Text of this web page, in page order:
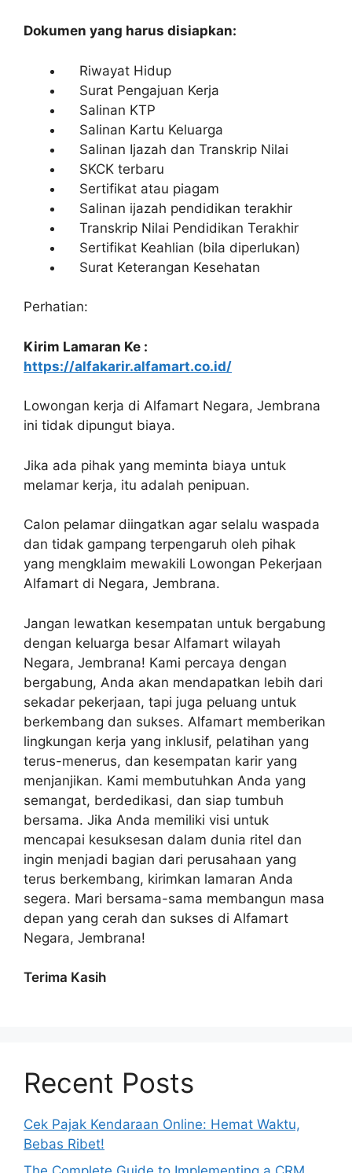
Dokumen yang harus disiapkan:
Riwayat Hidup
Surat Pengajuan Kerja
Salinan KTP
Salinan Kartu Keluarga
Salinan Ijazah dan Transkrip Nilai
SKCK terbaru
Sertifikat atau piagam
Salinan ijazah pendidikan terakhir
Transkrip Nilai Pendidikan Terakhir
Sertifikat Keahlian (bila diperlukan)
Surat Keterangan Kesehatan
Perhatian:
Kirim Lamaran Ke :
https://alfakarir.alfamart.co.id/
Lowongan kerja di Alfamart Negara, Jembrana
ini tidak dipungut biaya.
Jika ada pihak yang meminta biaya untuk
melamar kerja, itu adalah penipuan.
Calon pelamar diingatkan agar selalu waspada
dan tidak gampang terpengaruh oleh pihak
yang mengklaim mewakili Lowongan Pekerjaan
Alfamart di Negara, Jembrana.
Jangan lewatkan kesempatan untuk bergabung
dengan keluarga besar Alfamart wilayah
Negara, Jembrana! Kami percaya dengan
bergabung, Anda akan mendapatkan lebih dari
sekadar pekerjaan, tapi juga peluang untuk
berkembang dan sukses. Alfamart memberikan
lingkungan kerja yang inklusif, pelatihan yang
terus-menerus, dan kesempatan karir yang
menjanjikan. Kami membutuhkan Anda yang
semangat, berdedikasi, dan siap tumbuh
bersama. Jika Anda memiliki visi untuk
mencapai kesuksesan dalam dunia ritel dan
ingin menjadi bagian dari perusahaan yang
terus berkembang, kirimkan lamaran Anda
segera. Mari bersama-sama membangun masa
depan yang cerah dan sukses di Alfamart
Negara, Jembrana!
Terima Kasih
Recent Posts
Cek Pajak Kendaraan Online: Hemat Waktu,
Bebas Ribet!